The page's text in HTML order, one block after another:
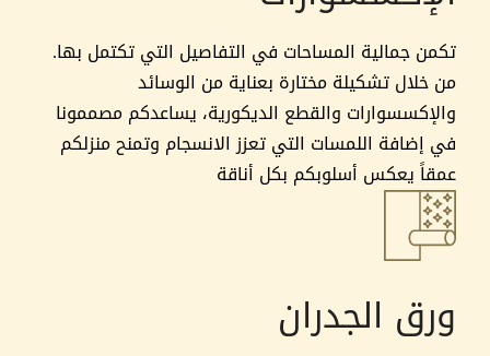
تكمن جمالية المساحات في التفاصيل التي تكتمل بها.
من خلال تشكيلة مختارة بعناية من الوسائد
والإكسسوارات والقطع الديكورية، يساعدكم مصممونا
في إضافة اللمسات التي تعزز الانسجام وتمنح منزلكم
عمقاً يعكس أسلوبكم بكل أناقة
ورق الجدران